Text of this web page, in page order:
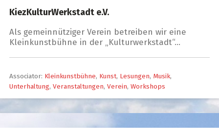
KiezKulturWerkstadt e.V.
Als gemeinnütziger Verein betreiben wir eine
Kleinkunstbühne in der „Kulturwerkstadt“…
Associator: Kleinkunstbühne, Kunst, Lesungen, Musik,
Unterhaltung, Veranstaltungen, Verein, Workshops